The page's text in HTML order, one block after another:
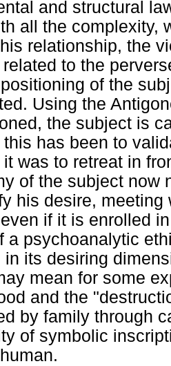
and structural
all the complexity,
relationship, the
to the
of the
Using the
the subject is
this has been to
was to retreat in
of the subject now
his desire,
if it is enrolled
a psychoanalytic
in its desiring
mean for some
and the
by family through
of symbolic